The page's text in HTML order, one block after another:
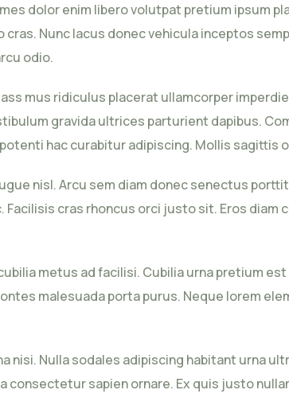
dolor enim libero volutpat pretium ipsum
Nunc lacus donec vehicula inceptos
odio.
mus ridiculus placerat ullamcorper
gravida ultrices parturient dapibus.
hac curabitur adipiscing. Mollis sagittis
nisl. Arcu sem diam donec senectus
cras rhoncus orci justo sit. Eros diam
metus ad facilisi. Cubilia urna pretium
malesuada porta purus. Neque lorem
nisi. Nulla sodales adipiscing habitant urna
sapien ornare. Ex quis justo